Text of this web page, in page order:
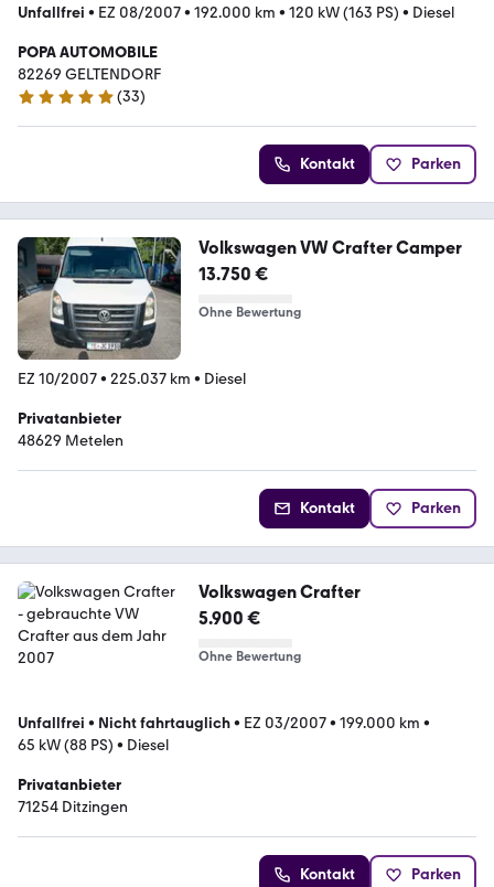
Unfallfrei • EZ 08/2007• 192.000 km • 120 kW (163 PS) • Diesel
POPA AUTOMOBILE
82269 GELTENDORF
4.8 Sterne
(33)
Kontakt Parken
Volkswagen VW Crafter Camper
13.750 €
Ohne Bewertung
EZ 10/2007• 225.037 km • Diesel
Privatanbieter
48629 Metelen
Kontakt Parken
Volkswagen Crafter
5.900 €
Ohne Bewertung
Unfallfrei • Nicht fahrtauglich• EZ 03/2007• 199.000 km •
65 kW (88 PS) • Diesel
Privatanbieter
71254 Ditzingen
Kontakt Parken